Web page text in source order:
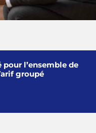
l’ensemble de
groupé